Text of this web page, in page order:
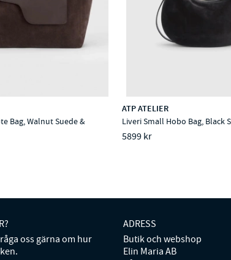
Bag, Walnut Suede &
ATP ATELIER
Liveri Small Hobo Bag, Black
5899 kr
oss gärna om hur
ADRESS
Butik och webshop
Elin Maria AB